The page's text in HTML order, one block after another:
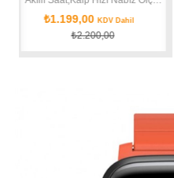
₺1.199,00KDV Dahil
₺2.200,00